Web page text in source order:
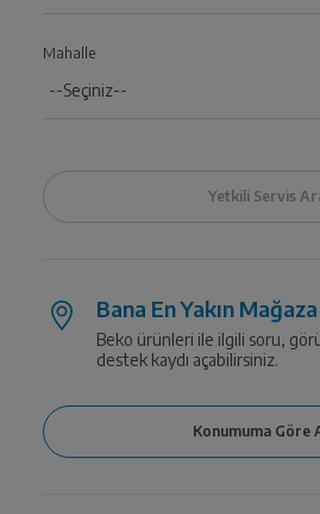
Mahalle
Bana En Yakın Mağaza
Beko ürünleri ile ilgili soru,
destek kaydı açabilirsiniz.